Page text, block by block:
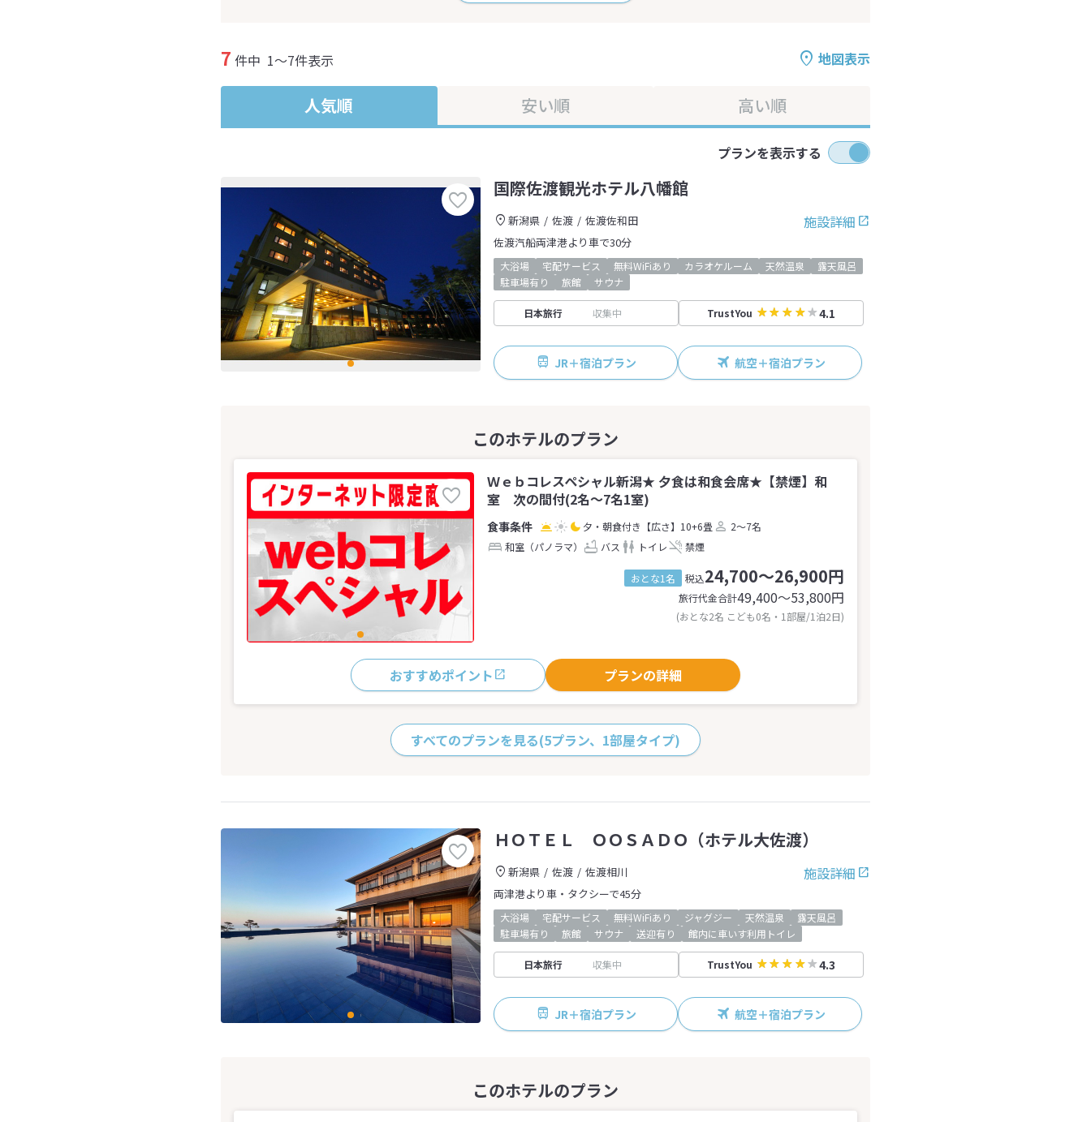
地図表示
7 件中 1～7件表示
人気順 安い順 高い順
プランを表示する
国際佐渡観光ホテル八幡館
施設詳細
新潟県 佐渡
佐渡佐和田
佐渡汽船両津港より車で30分
大浴場 宅配サービス 無料WiFiあり カラオケルーム 天然温泉
露天風呂
駐車場有り
旅館 サウナ
日本旅行 収集中 TrustYou 4.1
JR＋宿泊プラン 航空＋宿泊プラン
Ｗｅｂコレスペシャル新潟★ 夕食は和食会席★【禁煙】和
室 次の間付(2名～7名1室)
夕・朝食付き 【広さ】10+6畳
2～7名
和室（パノラマ）
バス トイレ 禁煙
おとな1名 税込24,700～26,900円
旅行代金合計49,400〜53,800円
(おとな2名 こども0名・1部屋/1泊2日)
おすすめポイント プランの詳細
すべてのプランを見る(5プラン、1部屋タイプ)
ＨＯＴＥＬ ＯＯＳＡＤＯ（ホテル大佐渡）
施設詳細
新潟県 佐渡
佐渡相川
両津港より車・タクシーで45分
大浴場 宅配サービス 無料WiFiあり ジャグジー 天然温泉
露天風呂
駐車場有り
旅館 サウナ 送迎有り 館内に車いす利用トイレ
日本旅行 収集中 TrustYou 4.3
JR＋宿泊プラン 航空＋宿泊プラン